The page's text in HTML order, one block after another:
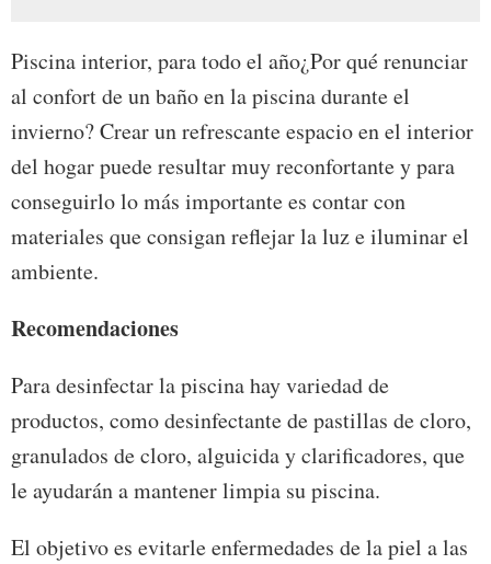
Piscina interior, para todo el año¿Por qué renunciar
al confort de un baño en la piscina durante el
invierno? Crear un refrescante espacio en el interior
del hogar puede resultar muy reconfortante y para
conseguirlo lo más importante es contar con
materiales que consigan reflejar la luz e iluminar el
ambiente.
Recomendaciones
Para desinfectar la piscina hay variedad de
productos, como desinfectante de pastillas de cloro,
granulados de cloro, alguicida y clarificadores, que
le ayudarán a mantener limpia su piscina.
El objetivo es evitarle enfermedades de la piel a las